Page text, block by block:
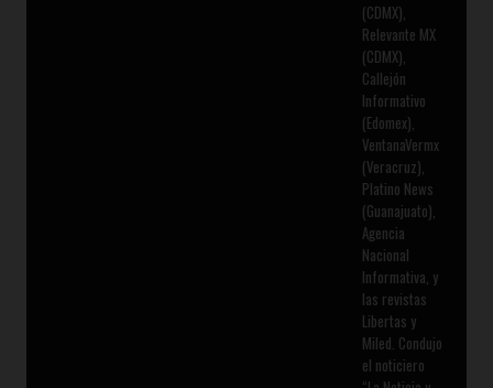
(CDMX),
Relevante MX
(CDMX),
Callejón
Informativo
(Edomex),
VentanaVermx
(Veracruz),
Platino News
(Guanajuato),
Agencia
Nacional
Informativa, y
las revistas
Libertas y
Miled. Condujo
el noticiero